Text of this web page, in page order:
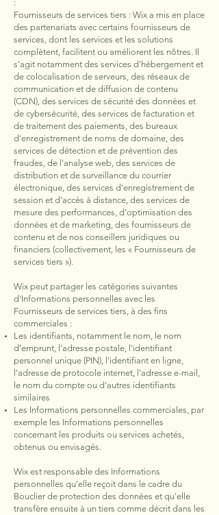
:
Fournisseurs de services tiers : Wix a mis en place
des partenariats avec certains fournisseurs de
services, dont les services et les solutions
complètent, facilitent ou améliorent les nôtres. Il
s'agit notamment des services d'hébergement et
de colocalisation de serveurs, des réseaux de
communication et de diffusion de contenu
(CDN), des services de sécurité des données et
de cybersécurité, des services de facturation et
de traitement des paiements, des bureaux
d'enregistrement de noms de domaine, des
services de détection et de prévention des
fraudes, de l'analyse web, des services de
distribution et de surveillance du courrier
électronique, des services d'enregistrement de
session et d'accès à distance, des services de
mesure des performances, d'optimisation des
données et de marketing, des fournisseurs de
contenu et de nos conseillers juridiques ou
financiers (collectivement, les « Fournisseurs de
services tiers »).
Wix peut partager les catégories suivantes
d'Informations personnelles avec les
Fournisseurs de services tiers, à des fins
commerciales :
Les identifiants, notamment le nom, le nom
d’emprunt, l'adresse postale, l'identifiant
personnel unique (PIN), l'identifiant en ligne,
l'adresse de protocole internet, l'adresse e-mail,
le nom du compte ou d'autres identifiants
similaires
Les Informations personnelles commerciales, par
exemple les Informations personnelles
concernant les produits ou services achetés,
obtenus ou envisagés.
Wix est responsable des Informations
personnelles qu'elle reçoit dans le cadre du
Bouclier de protection des données et qu'elle
transfère ensuite à un tiers comme décrit dans les